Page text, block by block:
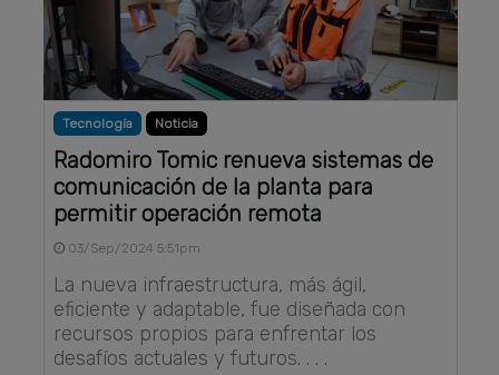
Tecnología Noticia
Radomiro Tomic renueva sistemas de
comunicación de la planta para
permitir operación remota
03/Sep/2024 5:51pm
La nueva infraestructura, más ágil,
eficiente y adaptable, fue diseñada con
recursos propios para enfrentar los
desafíos actuales y futuros. . . .